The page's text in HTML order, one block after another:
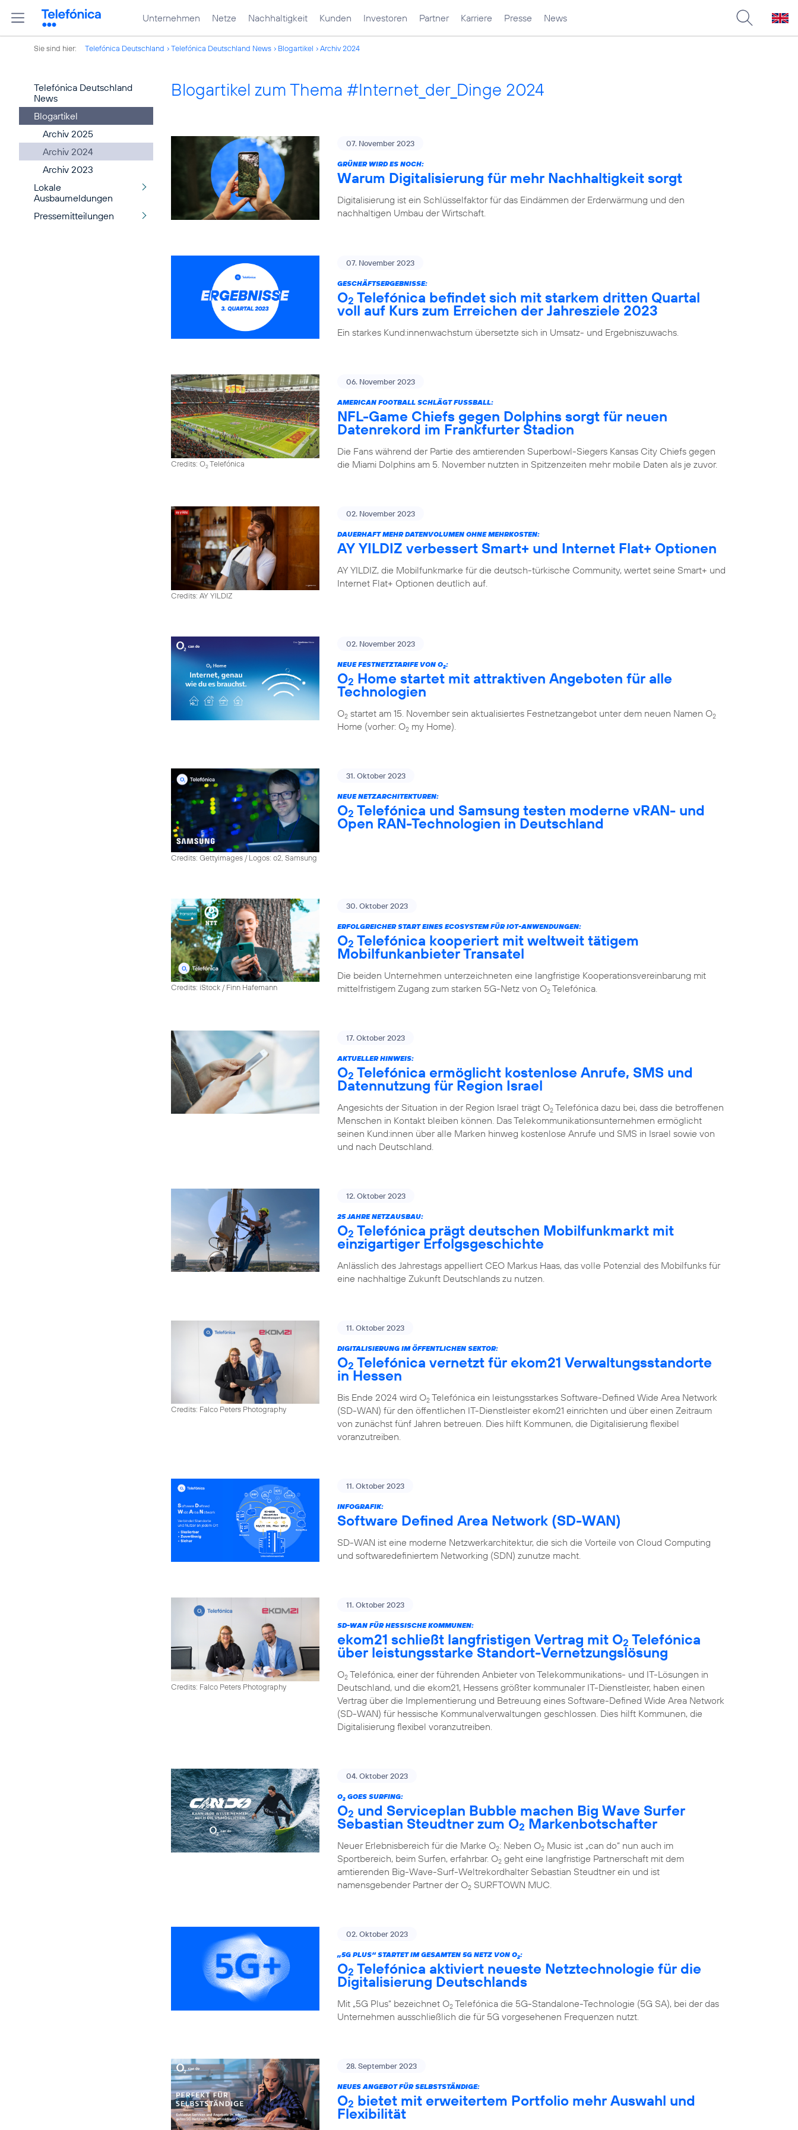
Unternehmen Netze Nachhaltigkeit Kunden Investoren Partner Karriere Presse News
Sie sind hier: Telefónica Deutschland Telefónica Deutschland News Blogartikel Archiv 2024
Telefónica Deutschland
News
Blogartikel
Archiv 2025
Archiv 2024
Archiv 2023
Lokale
Ausbaumeldungen
Pressemitteilungen
Blogartikel zum Thema #Internet_der_Dinge 2024
07. November 2023
GRÜNER WIRD ES NOCH:
Warum Digitalisierung für mehr Nachhaltigkeit sorgt
Digitalisierung ist ein Schlüsselfaktor für das Eindämmen der Erderwärmung und den
nachhaltigen Umbau der Wirtschaft.
07. November 2023
GESCHÄFTSERGEBNISSE:
O2 Telefónica befindet sich mit starkem dritten Quartal
voll auf Kurs zum Erreichen der Jahresziele 2023
Ein starkes Kund:innenwachstum übersetzte sich in Umsatz- und Ergebniszuwachs.
Credits: O2Telefónica
06. November 2023
AMERICAN FOOTBALL SCHLÄGT FUSSBALL:
NFL-Game Chiefs gegen Dolphins sorgt für neuen
Datenrekord im Frankfurter Stadion
Die Fans während der Partie des amtierenden Superbowl-Siegers Kansas City Chiefs gegen
die Miami Dolphins am 5. November nutzten in Spitzenzeiten mehr mobile Daten als je zuvor.
Credits: AY YILDIZ
02. November 2023
DAUERHAFT MEHR DATENVOLUMEN OHNE MEHRKOSTEN:
AY YILDIZ verbessert Smart+ und Internet Flat+ Optionen
AY YILDIZ, die Mobilfunkmarke für die deutsch-türkische Community, wertet seine Smart+ und
Internet Flat+ Optionen deutlich auf.
02. November 2023
NEUE FESTNETZTARIFE VON O2:
O2 Home startet mit attraktiven Angeboten für alle
Technologien
O2 startet am 15. November sein aktualisiertes Festnetzangebot unter dem neuen Namen O2
Home (vorher: O2 my Home).
Credits: Gettyimages / Logos: o2, Samsung
31. Oktober 2023
NEUE NETZARCHITEKTUREN:
O2 Telefónica und Samsung testen moderne vRAN- und
Open RAN-Technologien in Deutschland
Credits: iStock / Finn Hafemann
30. Oktober 2023
ERFOLGREICHER START EINES ECOSYSTEM FÜR IOT-ANWENDUNGEN:
O2 Telefónica kooperiert mit weltweit tätigem
Mobilfunkanbieter Transatel
Die beiden Unternehmen unterzeichneten eine langfristige Kooperationsvereinbarung mit
mittelfristigem Zugang zum starken 5G-Netz von O2 Telefónica.
17. Oktober 2023
AKTUELLER HINWEIS:
O2 Telefónica ermöglicht kostenlose Anrufe, SMS und
Datennutzung für Region Israel
Angesichts der Situation in der Region Israel trägt O2 Telefónica dazu bei, dass die betroffenen
Menschen in Kontakt bleiben können. Das Telekommunikations­unternehmen ermöglicht
seinen Kund:innen über alle Marken hinweg kostenlose Anrufe und SMS in Israel sowie von
und nach Deutschland.
12. Oktober 2023
25 JAHRE NETZAUSBAU:
O2 Telefónica prägt deutschen Mobilfunkmarkt mit
einzigartiger Erfolgsgeschichte
Anlässlich des Jahrestags appelliert CEO Markus Haas, das volle Potenzial des Mobilfunks für
eine nachhaltige Zukunft Deutschlands zu nutzen.
Credits: Falco Peters Photography
11. Oktober 2023
DIGITALISIERUNG IM ÖFFENTLICHEN SEKTOR:
O2 Telefónica vernetzt für ekom21 Verwaltungsstandorte
in Hessen
Bis Ende 2024 wird O2 Telefónica ein leistungsstarkes Software-Defined Wide Area Network
(SD-WAN) für den öffentlichen IT-Dienstleister ekom21 einrichten und über einen Zeitraum
von zunächst fünf Jahren betreuen. Dies hilft Kommunen, die Digitalisierung flexibel
voranzutreiben.
11. Oktober 2023
INFOGRAFIK:
Software Defined Area Network (SD-WAN)
SD-WAN ist eine moderne Netzwerkarchitektur, die sich die Vorteile von Cloud Computing
und softwaredefiniertem Networking (SDN) zunutze macht.
Credits: Falco Peters Photography
11. Oktober 2023
SD-WAN FÜR HESSISCHE KOMMUNEN:
ekom21 schließt langfristigen Vertrag mit O2 Telefónica
über leistungsstarke Standort-Vernetzungslösung
O2 Telefónica, einer der führenden Anbieter von Telekommunikations- und IT-Lösungen in
Deutschland, und die ekom21, Hessens größter kommunaler IT-Dienstleister, haben einen
Vertrag über die Implementierung und Betreuung eines Software-Defined Wide Area Network
(SD-WAN) für hessische Kommunalverwaltungen geschlossen. Dies hilft Kommunen, die
Digitalisierung flexibel voranzutreiben.
04. Oktober 2023
O2 GOES SURFING:
O2 und Serviceplan Bubble machen Big Wave Surfer
Sebastian Steudtner zum O2 Markenbotschafter
Neuer Erlebnisbereich für die Marke O2: Neben O2 Music ist „can do“ nun auch im
Sportbereich, beim Surfen, erfahrbar. O2 geht eine langfristige Partnerschaft mit dem
amtierenden Big-Wave-Surf-Weltrekordhalter Sebastian Steudtner ein und ist
namensgebender Partner der O2 SURFTOWN MUC.
02. Oktober 2023
„5G PLUS“ STARTET IM GESAMTEN 5G NETZ VON O2:
O2 Telefónica aktiviert neueste Netztechnologie für die
Digitalisierung Deutschlands
Mit „5G Plus“ bezeichnet O2 Telefónica die 5G-Standalone-Technologie (5G SA), bei der das
Unternehmen ausschließlich die für 5G vorgesehenen Frequenzen nutzt.
28. September 2023
NEUES ANGEBOT FÜR SELBSTSTÄNDIGE:
O2 bietet mit erweitertem Portfolio mehr Auswahl und
Flexibilität